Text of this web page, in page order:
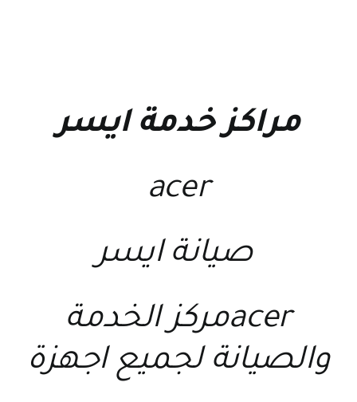
مراكز خدمة ايسر
acer
صيانة ايسر
acerمركز الخدمة
والصيانة لجميع اجهزة